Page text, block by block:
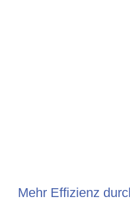
Mehr Effizienz